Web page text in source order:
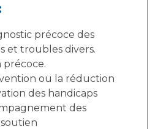
et troubles divers.
précoce.
des handicaps